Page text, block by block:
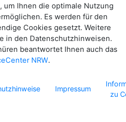
um Ihnen die optimale Nutzung
Es werden für den
Cookies gesetzt. Weitere
in den Datenschutzhinweisen.
beantwortet Ihnen auch das
NRW.
Impressum
zu